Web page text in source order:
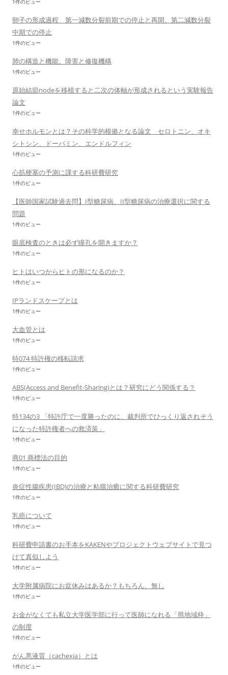
1件のビュー
卵子の形成過程 第一減数分裂前期での停止と再開、第二減数分裂
中期での停止
1件のビュー
肺の構造と機能、障害と修復機構
1件のビュー
原始結節nodeを移植すると二次の体軸が形成されるという実験報告
論文
1件のビュー
幸せホルモンとは？その科学的根拠となる論文 セロトニン、オキ
シトシン、ドーパミン、エンドルフィン
1件のビュー
心筋梗塞の予測に課する科研費研究
1件のビュー
【医師国家試験過去問】I型糖尿病、II型糖尿病の治療選択に関する
問題
1件のビュー
眼底検査のときは必ず瞳孔を開きますか？
1件のビュー
ヒトはいつからヒトの形になるのか？
1件のビュー
IPランドスケープとは
1件のビュー
大血管とは
1件のビュー
特074 特許権の移転請求
1件のビュー
ABS(Access and Benefit-Sharing)とは？研究にどう関係する？
1件のビュー
特134の3 「特許庁で一度勝ったのに、裁判所でひっくり返されそう
になった特許権者への救済策」
1件のビュー
商01 商標法の目的
1件のビュー
炎症性腸疾患(IBD)の治療と粘膜治癒に関する科研費研究
1件のビュー
乳癌について
1件のビュー
科研費申請書のお手本をKAKENやプロジェクトウェブサイトで見つ
けて真似しよう
1件のビュー
大学附属病院にお盆休みはあるか？もちろん、無し
1件のビュー
お金がなくても私立大学医学部に行って医師になれる「県地域枠」
の制度
1件のビュー
がん悪液質（cachexia）とは
1件のビュー